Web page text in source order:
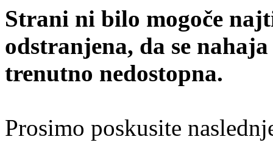
Strani ni bilo mogoče
odstranjena, da se
trenutno nedostopna.
Prosimo poskusite